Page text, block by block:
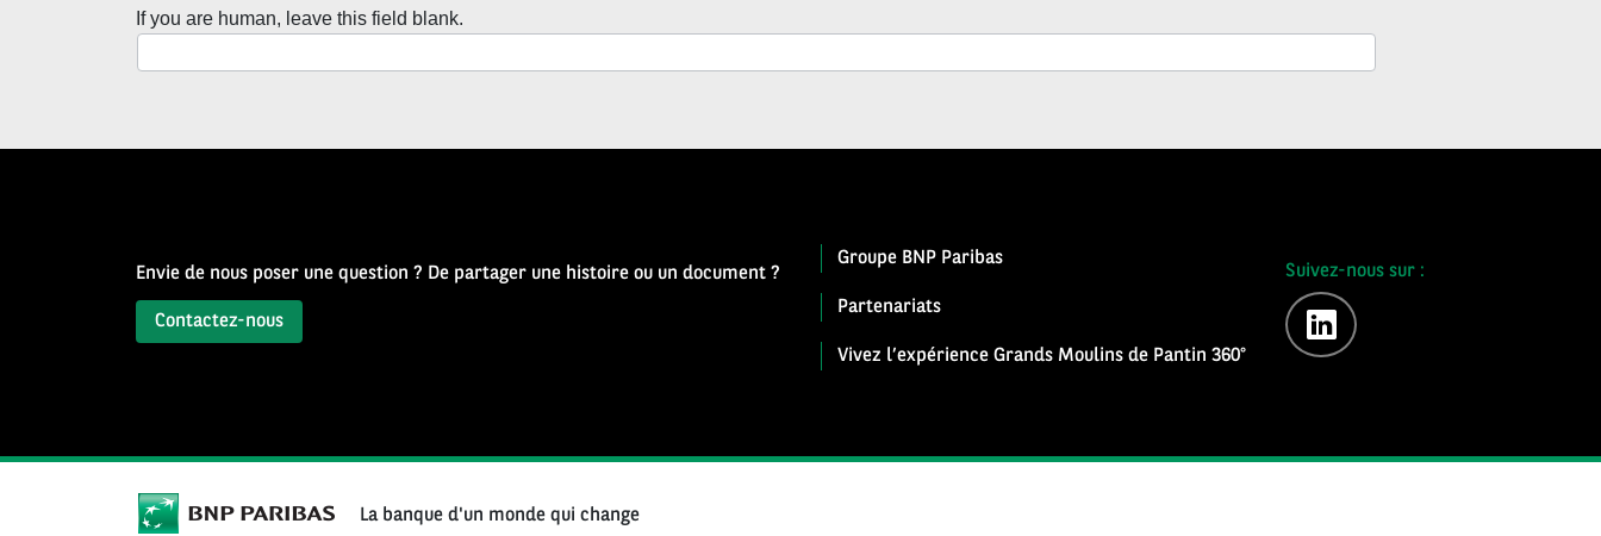
If you are human, leave this field blank.
Envie de nous poser une question ? De partager une histoire ou un document ?
Contactez-nous
Groupe BNP Paribas
Partenariats
Vivez l’expérience Grands Moulins de Pantin 360°
Suivez-nous sur :
linkedin
La banque d'un monde qui change